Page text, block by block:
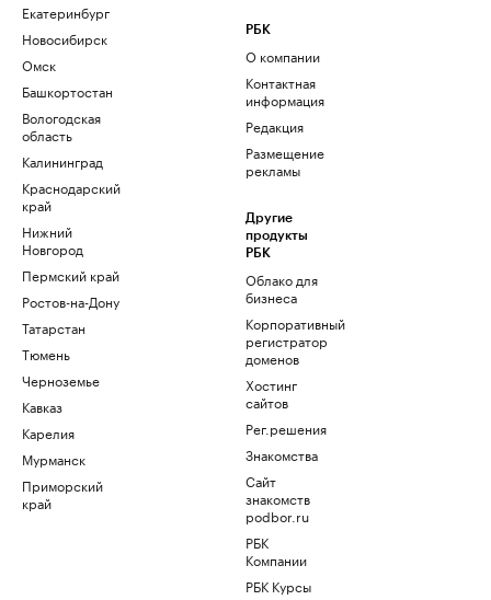
Екатеринбург
Новосибирск
Омск
Башкортостан
Вологодская
область
Калининград
Краснодарский
край
Нижний
Новгород
Пермский край
Ростов-на-Дону
Татарстан
Тюмень
Черноземье
Кавказ
Карелия
Мурманск
Приморский
край
РБК
О компании
Контактная
информация
Редакция
Размещение
рекламы
Другие
продукты
РБК
Облако для
бизнеса
Корпоративный
регистратор
доменов
Хостинг
сайтов
Рег.решения
Знакомства
Сайт
знакомств
podbor.ru
РБК
Компании
РБК Курсы